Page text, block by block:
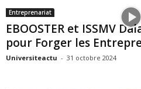
Entreprenariat
EBOOSTER et ISSMV
pour Forger les
Universiteactu - 31 octobre 2024